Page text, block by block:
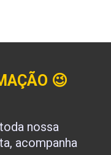
😉
nossa
acompanha